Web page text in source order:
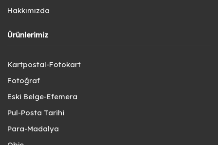
Hakkımızda
Ürünlerimiz
Kartpostal-Fotokart
Fotoğraf
Eski Belge-Efemera
Pul-Posta Tarihi
Para-Madalya